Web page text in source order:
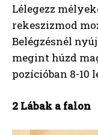
Lélegezz
rekeszizmod
Belégzésnél
megint húzd
pozícióban 8-10
2 Lábak a falon